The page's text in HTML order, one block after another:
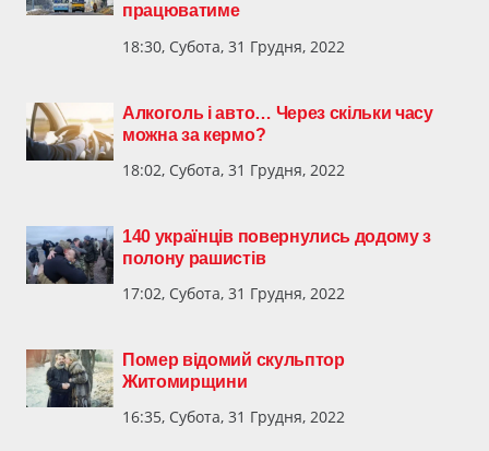
працюватиме
18:30, Субота, 31 Грудня, 2022
Алкоголь і авто… Через скільки часу
можна за кермо?
18:02, Субота, 31 Грудня, 2022
140 українців повернулись додому з
полону рашистів
17:02, Субота, 31 Грудня, 2022
Помер відомий скульптор
Житомирщини
16:35, Субота, 31 Грудня, 2022